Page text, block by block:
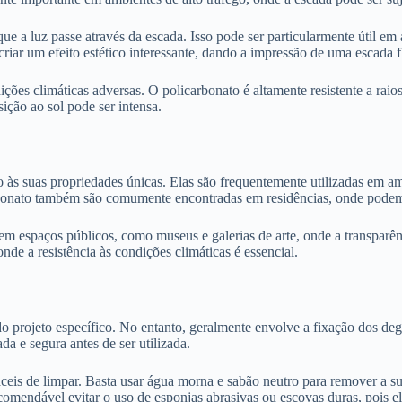
a luz passe através da escada. Isso pode ser particularmente útil
um efeito estético interessante, dando a impressão de uma escada
climáticas adversas. O policarbonato é altamente resistente a
ao sol pode ser intensa.
suas propriedades únicas. Elas são frequentemente utilizadas em
também são comumente encontradas em residências, onde
espaços públicos, como museus e galerias de arte, onde a
a resistência às condições climáticas é essencial.
projeto específico. No entanto, geralmente envolve a fixação dos
e segura antes de ser utilizada.
de limpar. Basta usar água morna e sabão neutro para remover
evitar o uso de esponjas abrasivas ou escovas duras, pois